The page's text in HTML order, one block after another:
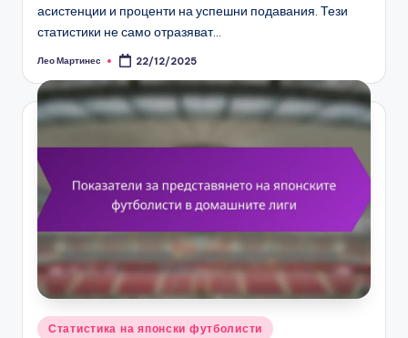
асистенции и проценти на успешни подавания. Тези
статистики не само отразяват…
Posted
Лео Мартинес 22/12/2025
Posted
Статистика на японски футболисти